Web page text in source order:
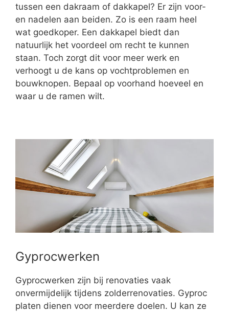
tussen een dakraam of dakkapel? Er zijn voor-
en nadelen aan beiden. Zo is een raam heel
wat goedkoper. Een dakkapel biedt dan
natuurlijk het voordeel om recht te kunnen
staan. Toch zorgt dit voor meer werk en
verhoogt u de kans op vochtproblemen en
bouwknopen. Bepaal op voorhand hoeveel en
waar u de ramen wilt.
Gyprocwerken
Gyprocwerken zijn bij renovaties vaak
onvermijdelijk tijdens zolderrenovaties. Gyproc
platen dienen voor meerdere doelen. U kan ze